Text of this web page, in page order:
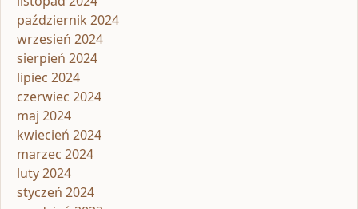
październik 2024
wrzesień 2024
sierpień 2024
lipiec 2024
czerwiec 2024
maj 2024
kwiecień 2024
marzec 2024
luty 2024
styczeń 2024